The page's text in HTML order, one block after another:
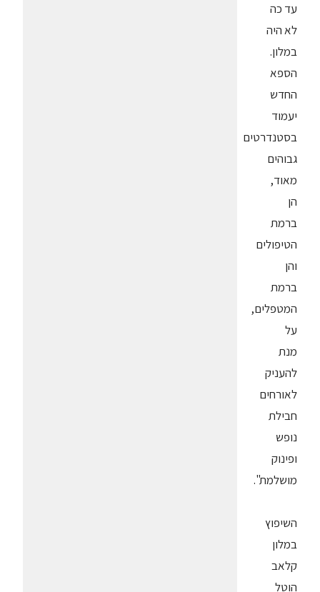
עד כה
לא היה
במלון.
הספא
החדש
יעמוד
בסטנדרטים
גבוהים
מאוד,
הן
ברמת
הטיפולים
והן
ברמת
המטפלים,
על
מנת
להעניק
לאורחים
חבילת
נופש
ופינוק
מושלמת".
השיפוץ
במלון
קלאב
הוטל